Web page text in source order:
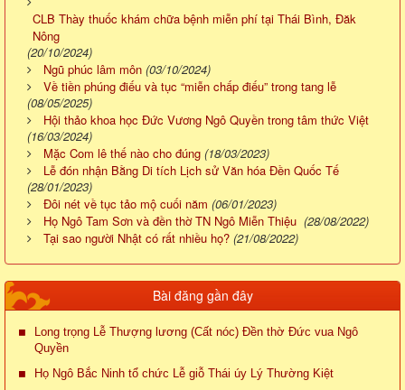
CLB Thày thuốc khám chữa bệnh miễn phí tại Thái Bình, Đăk
Nông
(20/10/2024)
Ngũ phúc lâm môn (03/10/2024)
Về tiền phúng điếu và tục “miễn chấp điếu” trong tang lễ
(08/05/2025)
Hội thảo khoa học Đức Vương Ngô Quyền trong tâm thức Việt
(16/03/2024)
Mặc Com lê thế nào cho đúng (18/03/2023)
Lễ đón nhận Bằng Di tích Lịch sử Văn hóa Đền Quốc Tế
(28/01/2023)
Đôi nét về tục tảo mộ cuối năm (06/01/2023)
Họ Ngô Tam Sơn và đền thờ TN Ngô Miễn Thiệu (28/08/2022)
Tại sao người Nhật có rất nhiều họ? (21/08/2022)
Bài đăng gần đây
Long trọng Lễ Thượng lương (Cất nóc) Đền thờ Đức vua Ngô
Quyền
Họ Ngô Bắc Ninh tổ chức Lễ giỗ Thái úy Lý Thường Kiệt